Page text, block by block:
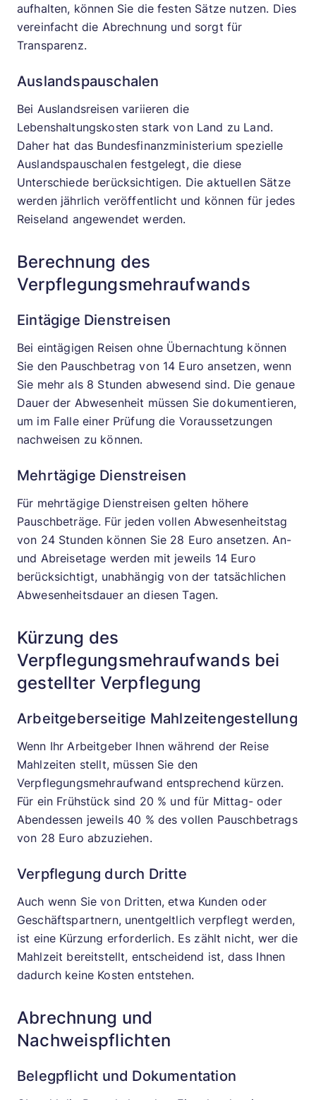
aufhalten, können Sie die festen Sätze nutzen. Dies
vereinfacht die Abrechnung und sorgt für
Transparenz.
Auslandspauschalen
Bei Auslandsreisen variieren die
Lebenshaltungskosten stark von Land zu Land.
Daher hat das Bundesfinanzministerium spezielle
Auslandspauschalen festgelegt, die diese
Unterschiede berücksichtigen. Die aktuellen Sätze
werden jährlich veröffentlicht und können für jedes
Reiseland angewendet werden.
Berechnung des
Verpflegungsmehraufwands
Eintägige Dienstreisen
Bei eintägigen Reisen ohne Übernachtung können
Sie den Pauschbetrag von 14 Euro ansetzen, wenn
Sie mehr als 8 Stunden abwesend sind. Die genaue
Dauer der Abwesenheit müssen Sie dokumentieren,
um im Falle einer Prüfung die Voraussetzungen
nachweisen zu können.
Mehrtägige Dienstreisen
Für mehrtägige Dienstreisen gelten höhere
Pauschbeträge. Für jeden vollen Abwesenheitstag
von 24 Stunden können Sie 28 Euro ansetzen. An-
und Abreisetage werden mit jeweils 14 Euro
berücksichtigt, unabhängig von der tatsächlichen
Abwesenheitsdauer an diesen Tagen.
Kürzung des
Verpflegungsmehraufwands bei
gestellter Verpflegung
Arbeitgeberseitige Mahlzeitengestellung
Wenn Ihr Arbeitgeber Ihnen während der Reise
Mahlzeiten stellt, müssen Sie den
Verpflegungsmehraufwand entsprechend kürzen.
Für ein Frühstück sind 20 % und für Mittag- oder
Abendessen jeweils 40 % des vollen Pauschbetrags
von 28 Euro abzuziehen.
Verpflegung durch Dritte
Auch wenn Sie von Dritten, etwa Kunden oder
Geschäftspartnern, unentgeltlich verpflegt werden,
ist eine Kürzung erforderlich. Es zählt nicht, wer die
Mahlzeit bereitstellt, entscheidend ist, dass Ihnen
dadurch keine Kosten entstehen.
Abrechnung und
Nachweispflichten
Belegpflicht und Dokumentation